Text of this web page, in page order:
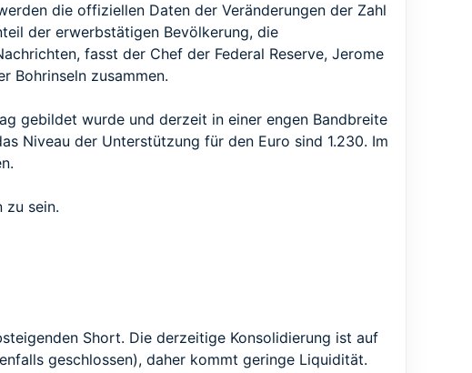
die offiziellen Daten der Veränderungen der Zahl
der erwerbstätigen Bevölkerung, die
fasst der Chef der Federal Reserve, Jerome
Bohrinseln zusammen.
gebildet wurde und derzeit in einer engen Bandbreite
Niveau der Unterstützung für den Euro sind 1.230. Im
zu sein.
Short. Die derzeitige Konsolidierung ist auf
geschlossen), daher kommt geringe Liquidität.